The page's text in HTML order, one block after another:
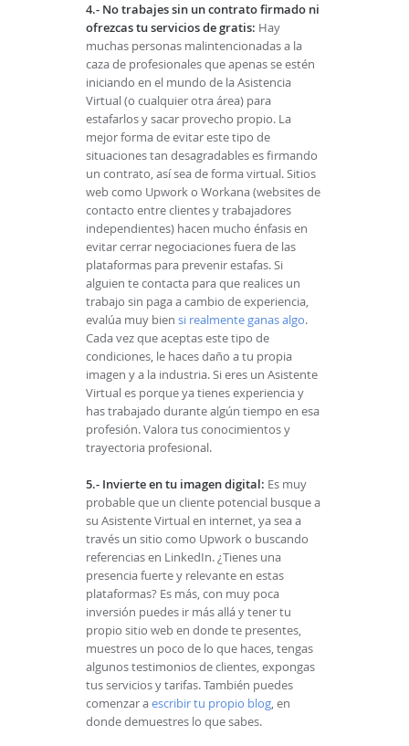
4.- No trabajes sin un contrato firmado ni
ofrezcas tu servicios de gratis: Hay
muchas personas malintencionadas a la
caza de profesionales que apenas se estén
iniciando en el mundo de la Asistencia
Virtual (o cualquier otra área) para
estafarlos y sacar provecho propio. La
mejor forma de evitar este tipo de
situaciones tan desagradables es firmando
un contrato, así sea de forma virtual. Sitios
web como Upwork o Workana (websites de
contacto entre clientes y trabajadores
independientes) hacen mucho énfasis en
evitar cerrar negociaciones fuera de las
plataformas para prevenir estafas. Si
alguien te contacta para que realices un
trabajo sin paga a cambio de experiencia,
evalúa muy bien si realmente ganas algo.
Cada vez que aceptas este tipo de
condiciones, le haces daño a tu propia
imagen y a la industria. Si eres un Asistente
Virtual es porque ya tienes experiencia y
has trabajado durante algún tiempo en esa
profesión. Valora tus conocimientos y
trayectoria profesional.
5.- Invierte en tu imagen digital: Es muy
probable que un cliente potencial busque a
su Asistente Virtual en internet, ya sea a
través un sitio como Upwork o buscando
referencias en LinkedIn. ¿Tienes una
presencia fuerte y relevante en estas
plataformas? Es más, con muy poca
inversión puedes ir más allá y tener tu
propio sitio web en donde te presentes,
muestres un poco de lo que haces, tengas
algunos testimonios de clientes, expongas
tus servicios y tarifas. También puedes
comenzar aescribir tu propio blog, en
donde demuestres lo que sabes.